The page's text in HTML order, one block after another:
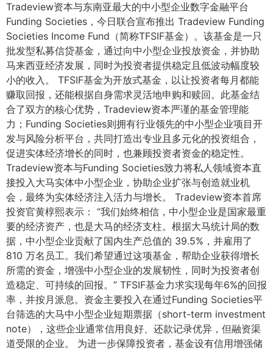
Tradeview资本与东南亚最大的中小型企业数字金融平台
Funding Societies，今日联合宣布推出 Tradeview Funding
Societies Income Fund（简称TFSIF基金）。该基金是一只
批发型私募信贷基金，通过向中小型企业投放资金，并协助
马来西亚经济发展，同时为投资者提供稳定且低波动幅度较
小的收入。 TFSIF基金为开放式基金，以让投资者每月都能
赚取回报，还能根据自身需求灵活地申购和赎回。此基金结
合了双方的核心优势，Tradeview资本严谨的基金管理能
力；Funding Societies则拥有行业领先的中小型企业项目开
发与风险分析平台，共同打造出专业且多元化的投资组合，
促进实体经济增长的同时，也兼顾投资者资金的稳定性。
Tradeview资本与Funding Societies致力将私人领域资本直
接投入大马实体中小型企业，协助企业扩张与创造就业机
会，最终为实体经济注入活力与增长。 Tradeview资本首席
投资官黄椁熙表示： “我们始终相信，中小型企业是国家最重
要的经济资产，也是大马的经济支柱。根据大马统计局的数
据，中小型企业贡献了国内生产总值的 39.5%，并雇用了
810 万名员工。我们希望通过这项基金，帮助企业获得增长
所需的资金，增强中小型企业的发展韧性，同时为投资者创
造稳定、可持续的回报。” TFSIF基金力求实现每年6%的回报
率，并按月派息。资金主要投入在通过Funding Societies平
台筛选的大马中小型企业短期票据（short-term investment
note），这些企业通常信用良好、还款记录优异，但融资渠
道受限的企业。 为进一步保障投资者，基金设有信用增强储